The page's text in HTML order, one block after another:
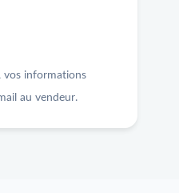
vos informations
au vendeur.